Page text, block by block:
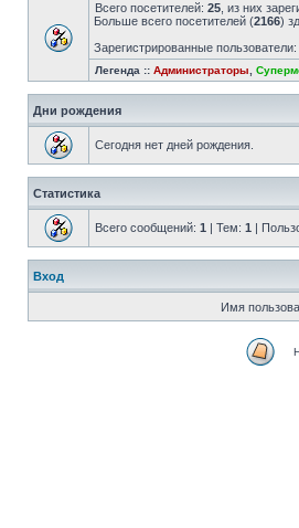
Всего посетителей: 25 , из них
Больше всего посетителей (2166)
Зарегистрированные
Легенда :: Администраторы
Дни рождения
Сегодня нет дней рождения.
Статистика
Всего сообщений: 1 | Тем: 1 |
Вход
Имя